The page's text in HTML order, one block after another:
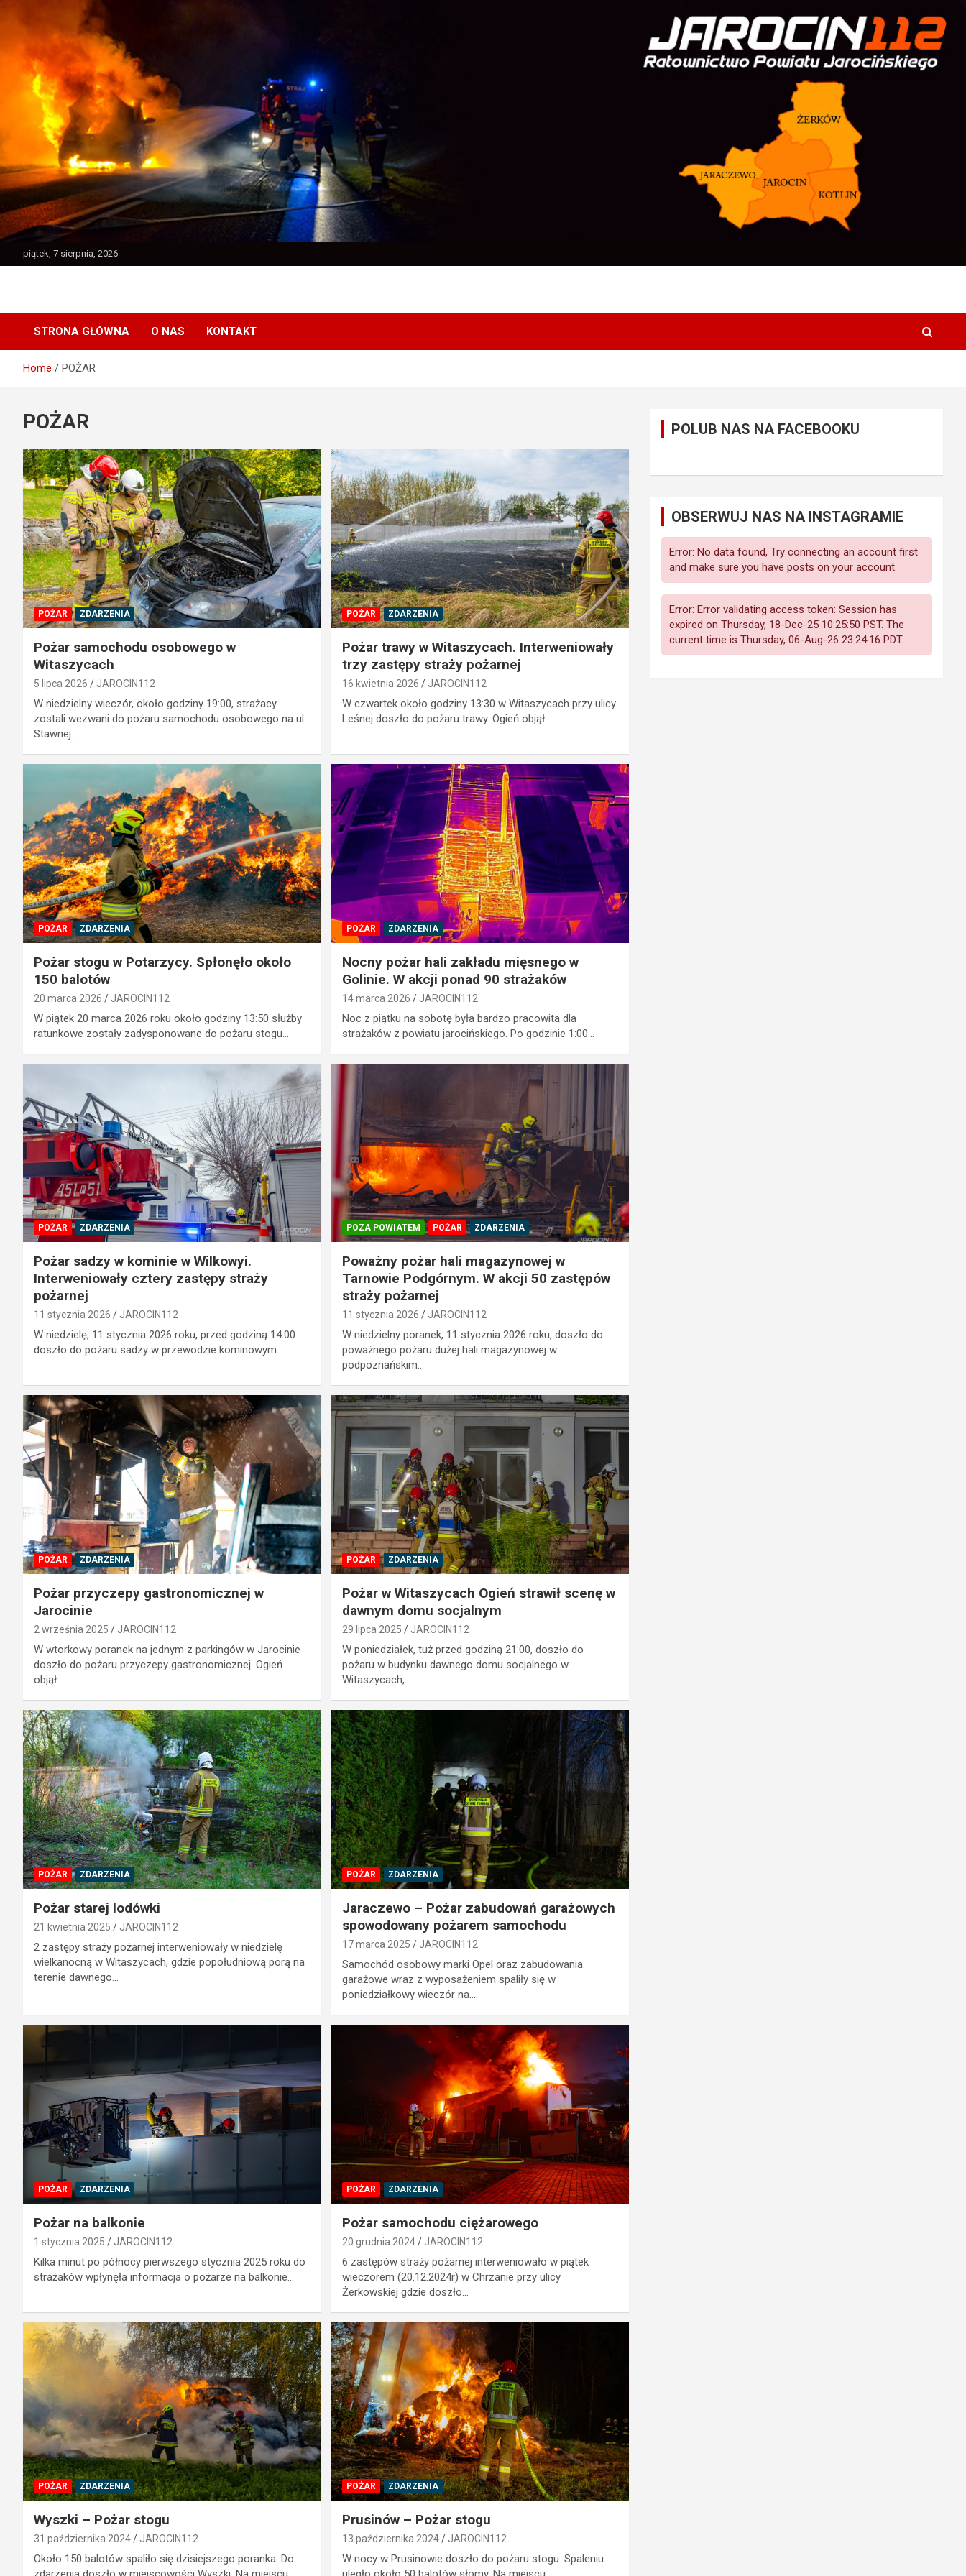
content
piątek, 7 sierpnia, 2026
Jarocin112
STRONA GŁÓWNA O NAS KONTAKT
Home POŻAR
POŻAR
POŻAR ZDARZENIA
Pożar samochodu osobowego w
Witaszycach
5 lipca 2026 JAROCIN112
W niedzielny wieczór, około godziny 19:00, strażacy
zostali wezwani do pożaru samochodu osobowego na ul.
Stawnej…
POŻAR ZDARZENIA
Pożar trawy w Witaszycach. Interweniowały
trzy zastępy straży pożarnej
16 kwietnia 2026 JAROCIN112
W czwartek około godziny 13:30 w Witaszycach przy ulicy
Leśnej doszło do pożaru trawy. Ogień objął…
POŻAR ZDARZENIA
Pożar stogu w Potarzycy. Spłonęło około
150 balotów
20 marca 2026 JAROCIN112
W piątek 20 marca 2026 roku około godziny 13:50 służby
ratunkowe zostały zadysponowane do pożaru stogu…
POŻAR ZDARZENIA
Nocny pożar hali zakładu mięsnego w
Golinie. W akcji ponad 90 strażaków
14 marca 2026 JAROCIN112
Noc z piątku na sobotę była bardzo pracowita dla
strażaków z powiatu jarocińskiego. Po godzinie 1:00…
POŻAR ZDARZENIA
Pożar sadzy w kominie w Wilkowyi.
Interweniowały cztery zastępy straży
pożarnej
11 stycznia 2026 JAROCIN112
W niedzielę, 11 stycznia 2026 roku, przed godziną 14:00
doszło do pożaru sadzy w przewodzie kominowym…
POZA POWIATEM POŻAR ZDARZENIA
Poważny pożar hali magazynowej w
Tarnowie Podgórnym. W akcji 50 zastępów
straży pożarnej
11 stycznia 2026 JAROCIN112
W niedzielny poranek, 11 stycznia 2026 roku, doszło do
poważnego pożaru dużej hali magazynowej w
podpoznańskim…
POŻAR ZDARZENIA
Pożar przyczepy gastronomicznej w
Jarocinie
2 września 2025 JAROCIN112
W wtorkowy poranek na jednym z parkingów w Jarocinie
doszło do pożaru przyczepy gastronomicznej. Ogień
objął…
POŻAR ZDARZENIA
Pożar w Witaszycach Ogień strawił scenę w
dawnym domu socjalnym
29 lipca 2025 JAROCIN112
W poniedziałek, tuż przed godziną 21:00, doszło do
pożaru w budynku dawnego domu socjalnego w
Witaszycach,…
POŻAR ZDARZENIA
Pożar starej lodówki
21 kwietnia 2025 JAROCIN112
2 zastępy straży pożarnej interweniowały w niedzielę
wielkanocną w Witaszycach, gdzie popołudniową porą na
terenie dawnego…
POŻAR ZDARZENIA
Jaraczewo – Pożar zabudowań garażowych
spowodowany pożarem samochodu
17 marca 2025 JAROCIN112
Samochód osobowy marki Opel oraz zabudowania
garażowe wraz z wyposażeniem spaliły się w
poniedziałkowy wieczór na…
POŻAR ZDARZENIA
Pożar na balkonie
1 stycznia 2025 JAROCIN112
Kilka minut po północy pierwszego stycznia 2025 roku do
strażaków wpłynęła informacja o pożarze na balkonie…
POŻAR ZDARZENIA
Pożar samochodu ciężarowego
20 grudnia 2024 JAROCIN112
6 zastępów straży pożarnej interweniowało w piątek
wieczorem (20.12.2024r) w Chrzanie przy ulicy
Żerkowskiej gdzie doszło…
POŻAR ZDARZENIA
Wyszki – Pożar stogu
31 października 2024 JAROCIN112
Około 150 balotów spaliło się dzisiejszego poranka. Do
POŻAR ZDARZENIA
Prusinów – Pożar stogu
13 października 2024 JAROCIN112
W nocy w Prusinowie doszło do pożaru stogu. Spaleniu
POLUB NAS NA FACEBOOKU
OBSERWUJ NAS NA INSTAGRAMIE
Error: No data found, Try connecting an account first
and make sure you have posts on your account.
Error: Error validating access token: Session has
expired on Thursday, 18-Dec-25 10:25:50 PST. The
current time is Thursday, 06-Aug-26 23:24:16 PDT.